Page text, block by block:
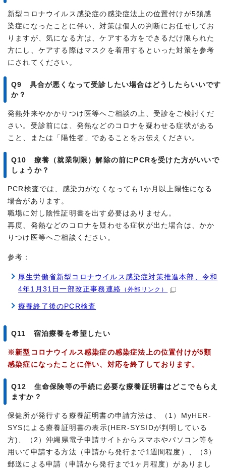
新型コロナウイルス感染症の感染症法上の位置付けが5類感
染症になったことに伴い、対策は個人の判断にお任せしてお
りますが、気になる方は、ケアする方をできるだけ限られた
方にし、ケアする際はマスクを着用するといった対策を参考
にされてください。
Q9 具合が悪くなって受診したい場合はどうしたらいいです
か？
発熱外来やかかりつけ医等へご相談の上、受診をご検討くだ
さい。受診前には、発熱などのコロナを疑わせる症状がある
こと、または「陽性者」であることをお伝えください。
Q10 療養（就業制限）解除の前にPCRを受けた方がいいで
しょうか？
PCR検査では、感染力がなくなっても1か月以上陽性になる
場合があります。
職場に対し陰性証明書を出す必要はありません。
再度、発熱などのコロナを疑わせる症状が出た場合は、かか
りつけ医等へご相談ください。
参考：
厚生労働省新型コロナウイルス感染症対策推進本部、令和
4年1月31日一部改正事務連絡 （外部リンク）
療養終了後のPCR検査
Q11 宿泊療養を希望したい
※新型コロナウイルス感染症の感染症法上の位置付けが5類
感染症になったことに伴い、対応を終了しております。
Q12 生命保険等の手続に必要な療養証明書はどこでもらえ
ますか？
保健所が発行する療養証明書の申請方法は、（1）MyHER-
SYSによる療養証明書の表示(HER-SYSIDが判明している
方)、（2）沖縄県電子申請サイトからスマホやパソコン等を
用いて申請する方法（申請から発行まで1週間程度）、（3）
郵送による申請（申請から発行まで1ヶ月程度）がありまし